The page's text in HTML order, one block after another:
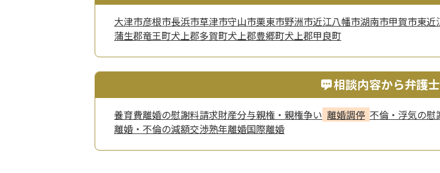
大津市彦根市長浜市草津市守山市栗東市野洲市近江八幡市湖南市甲賀市東近
蒲生郡竜王町犬上郡多賀町犬上郡豊郷町犬上郡甲良町
相談内容から弁護
養育費離婚の慰謝料請求財産分与親権・親権争い 離婚調停 不倫・浮気の慰
離婚・不倫の減額交渉熟年離婚国際離婚